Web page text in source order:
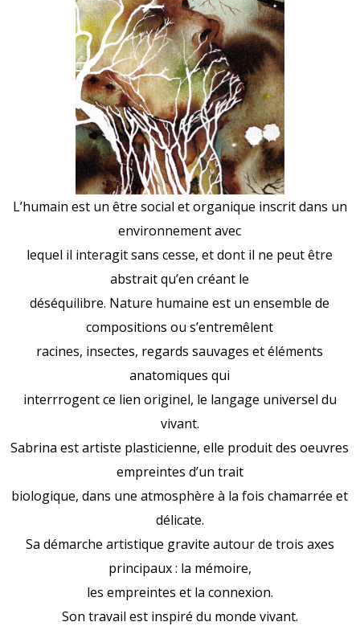
L’humain est un être social et organique inscrit dans un
environnement avec
lequel il interagit sans cesse, et dont il ne peut être
abstrait qu’en créant le
déséquilibre. Nature humaine est un ensemble de
compositions ou s’entremêlent
racines, insectes, regards sauvages et éléments
anatomiques qui
interrrogent ce lien originel, le langage universel du
vivant.
Sabrina est artiste plasticienne, elle produit des oeuvres
empreintes d’un trait
biologique, dans une atmosphère à la fois chamarrée et
délicate.
Sa démarche artistique gravite autour de trois axes
principaux : la mémoire,
les empreintes et la connexion.
Son travail est inspiré du monde vivant.